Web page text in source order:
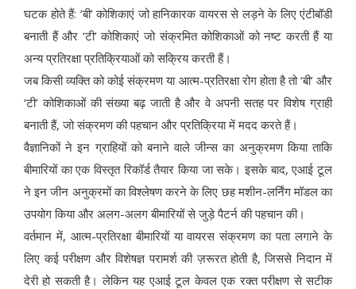
घटक होते हैं: ‘बी’ कोशिकाएं जो हानिकारक वायरस से लड़ने के लिए एंटीबॉडी
बनाती हैं और ‘टी’ कोशिकाएं जो संक्रमित कोशिकाओं को नष्ट करती हैं या
अन्य प्रतिरक्षा प्रतिक्रियाओं को सक्रिय करती हैं।
जब किसी व्यक्ति को कोई संक्रमण या आत्म-प्रतिरक्षा रोग होता है तो ‘बी’ और
‘टी’ कोशिकाओं की संख्या बढ़ जाती है और वे अपनी सतह पर विशेष ग्राही
बनाती हैं, जो संक्रमण की पहचान और प्रतिक्रिया में मदद करते हैं।
वैज्ञानिकों ने इन ग्राहियों को बनाने वाले जीन्स का अनुक्रमण किया ताकि
बीमारियों का एक विस्तृत रिकॉर्ड तैयार किया जा सके। इसके बाद, एआई टूल
ने इन जीन अनुक्रमों का विश्लेषण करने के लिए छह मशीन-लर्निंग मॉडल का
उपयोग किया और अलग-अलग बीमारियों से जुड़े पैटर्न की पहचान की।
वर्तमान में, आत्म-प्रतिरक्षा बीमारियों या वायरस संक्रमण का पता लगाने के
लिए कई परीक्षण और विशेषज्ञ परामर्श की ज़रूरत होती है, जिससे निदान में
देरी हो सकती है। लेकिन यह एआई टूल केवल एक रक्त परीक्षण से सटीक